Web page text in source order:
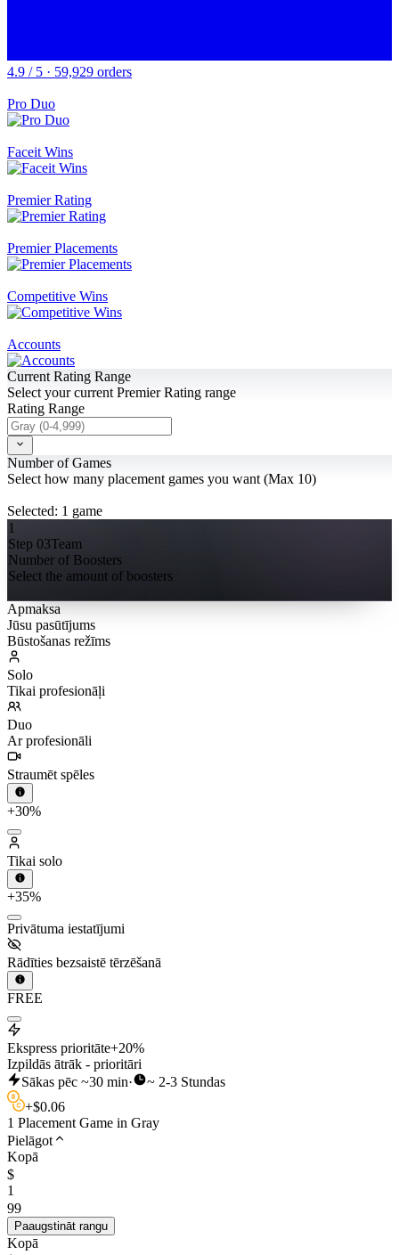
4.9 / 5 · 59,929 orders
Pro Duo
Faceit Wins
Premier Rating
Premier Placements
Competitive Wins
Accounts
Current Rating Range
Select your current Premier Rating range
Rating Range
Number of Games
Select how many placement games you want (Max 10)
Selected: 1 game
1
Step 03Team
Number of Boosters
Select the amount of boosters
Apmaksa
Jūsu pasūtījums
Būstošanas režīms
Solo
Tikai profesionāļi
Duo
Ar profesionāli
Straumēt spēles
+30%
Tikai solo
+35%
Privātuma iestatījumi
Rādīties bezsaistē tērzēšanā
FREE
Ekspress prioritāte+20%
Izpildās ātrāk - prioritāri
Sākas pēc ~30 min·
~ 2-3 Stundas
+$0.06
1 Placement Game in Gray
Pielāgot
Kopā
$
1
99
Paaugstināt rangu
Kopā